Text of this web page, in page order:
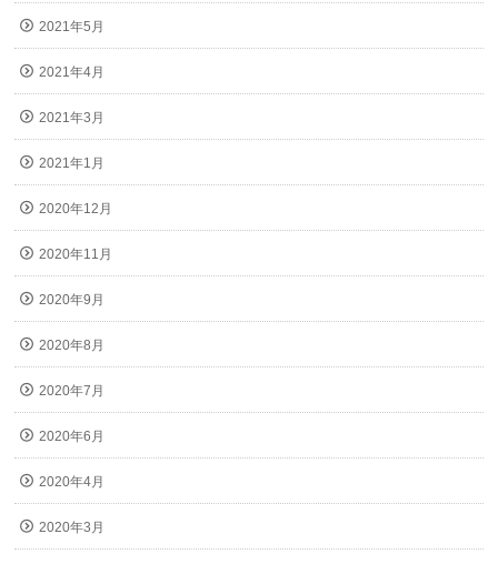
2021年5月
2021年4月
2021年3月
2021年1月
2020年12月
2020年11月
2020年9月
2020年8月
2020年7月
2020年6月
2020年4月
2020年3月